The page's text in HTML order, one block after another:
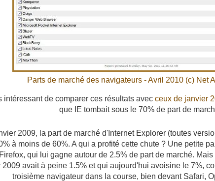
Parts de marché des navigateurs - Avril 2010 (c) Net
intéressant de comparer ces résultats avec ceux de janvier
que IE tombait sous le 70% de part de
2009, la part de marché d'Internet Explorer (toutes
à moins de 60%. A qui a profité cette chute ? Une petite
qui lui gagne autour de 2.5% de part de marché.
2009 avait à peine 1.5% et qui aujourd'hui avoisine le 7%,
troisième navigateur dans la course, bien devant Safari,